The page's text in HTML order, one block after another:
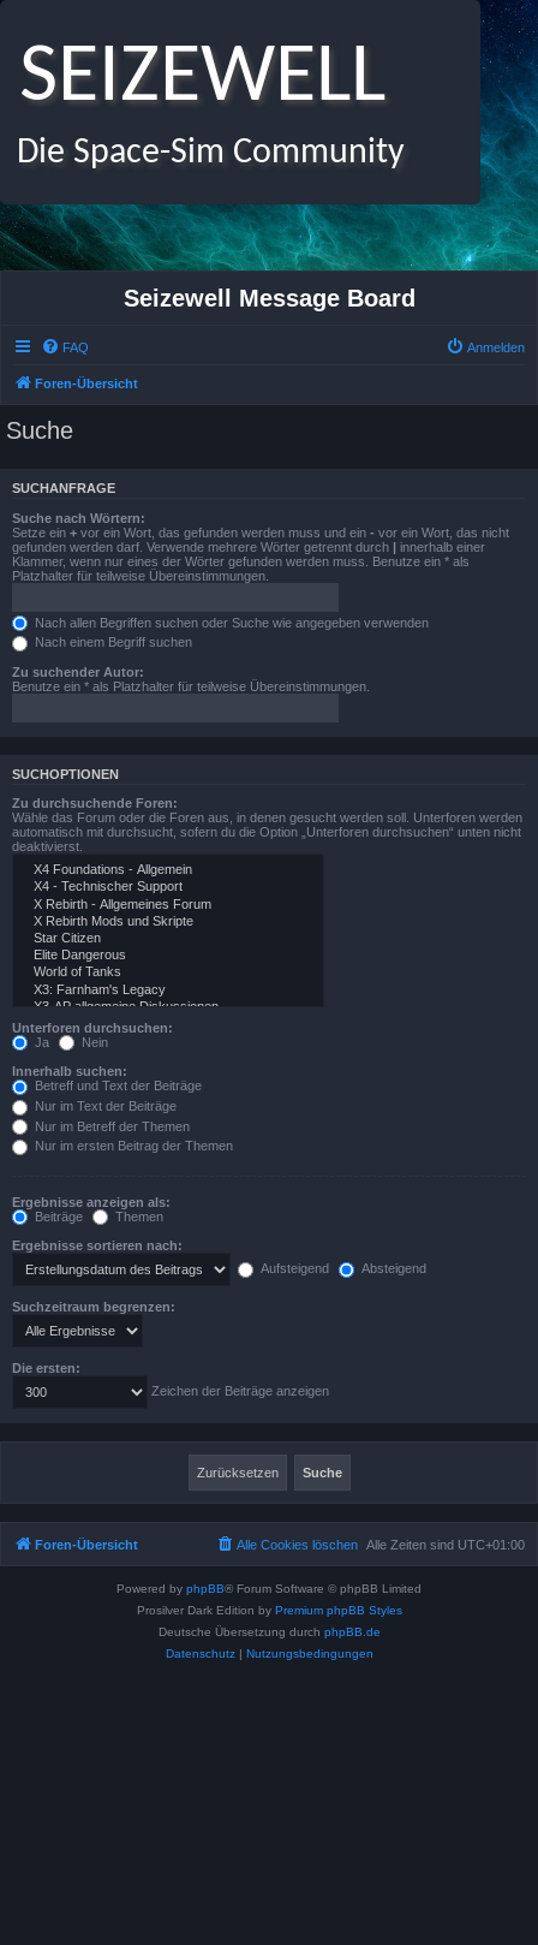
SEIZEWELL
Die Space-Sim Community
Seizewell Message Board
FAQ Anmelden
Foren-Übersicht
Suche
SUCHANFRAGE
Suche nach Wörtern:
Setze ein + vor ein Wort, das gefunden werden muss und ein - vor ein Wort, das nicht
gefunden werden darf. Verwende mehrere Wörter getrennt durch | innerhalb einer
Klammer, wenn nur eines der Wörter gefunden werden muss. Benutze ein * als
Platzhalter für teilweise Übereinstimmungen.
Nach allen Begriffen suchen oder Suche wie angegeben verwenden
Nach einem Begriff suchen
Zu suchender Autor:
Benutze ein * als Platzhalter für teilweise Übereinstimmungen.
SUCHOPTIONEN
Zu durchsuchende Foren:
Wähle das Forum oder die Foren aus, in denen gesucht werden soll. Unterforen werden
automatisch mit durchsucht, sofern du die Option „Unterforen durchsuchen“ unten nicht
deaktivierst.
Unterforen durchsuchen:
Ja
Nein
Innerhalb suchen:
Betreff und Text der Beiträge
Nur im Text der Beiträge
Nur im Betreff der Themen
Nur im ersten Beitrag der Themen
Ergebnisse anzeigen als:
Beiträge
Themen
Ergebnisse sortieren nach:
Aufsteigend
Absteigend
Suchzeitraum begrenzen:
Die ersten:
Zeichen der Beiträge anzeigen
Foren-Übersicht Alle Zeiten sind UTC+01:00
Alle Cookies löschen
Powered by phpBB® Forum Software © phpBB Limited
Prosilver Dark Edition by Premium phpBB Styles
Deutsche Übersetzung durch phpBB.de
Datenschutz| Nutzungsbedingungen